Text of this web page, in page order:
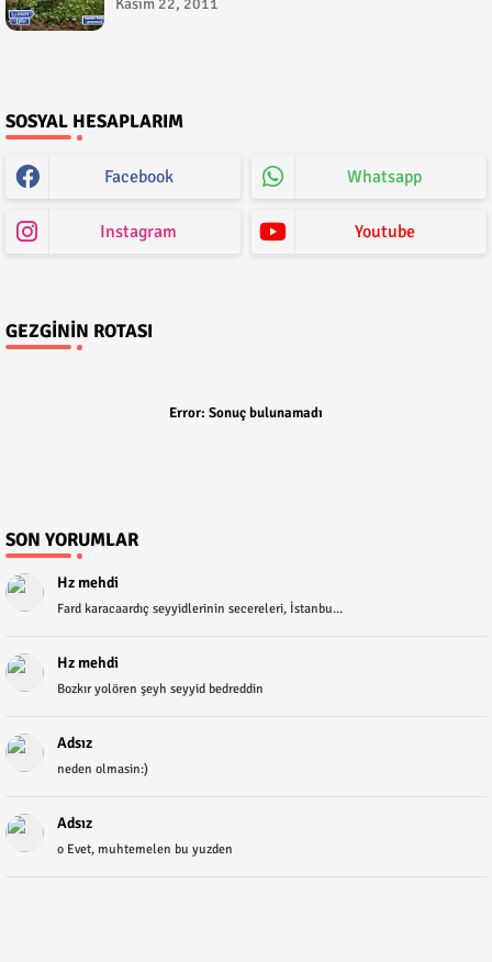
SOSYAL HESAPLARIM
Facebook Whatsapp
Instagram Youtube
GEZGININ ROTASI
Error: Sonuç bulunamadı
SON YORUMLAR
Hz mehdi
Fard karacaardıç seyyidlerinin secereleri, İstanbu...
Hz mehdi
Bozkır yolören şeyh seyyid bedreddin
Adsız
neden olmasin:)
Adsız
o Evet, muhtemelen bu yuzden